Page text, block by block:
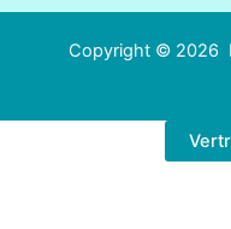
Copyright © 2026